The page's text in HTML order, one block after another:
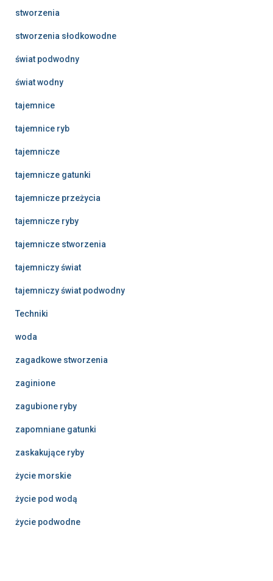
stworzenia
stworzenia słodkowodne
świat podwodny
świat wodny
tajemnice
tajemnice ryb
tajemnicze
tajemnicze gatunki
tajemnicze przeżycia
tajemnicze ryby
tajemnicze stworzenia
tajemniczy świat
tajemniczy świat podwodny
Techniki
woda
zagadkowe stworzenia
zaginione
zagubione ryby
zapomniane gatunki
zaskakujące ryby
życie morskie
życie pod wodą
życie podwodne